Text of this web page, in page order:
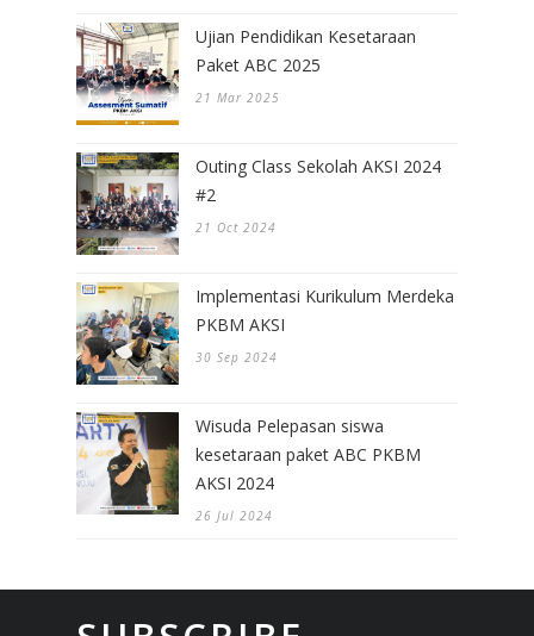
Ujian Pendidikan Kesetaraan
Paket ABC 2025
21 Mar 2025
Outing Class Sekolah AKSI 2024
#2
21 Oct 2024
Implementasi Kurikulum Merdeka
PKBM AKSI
30 Sep 2024
Wisuda Pelepasan siswa
kesetaraan paket ABC PKBM
AKSI 2024
26 Jul 2024